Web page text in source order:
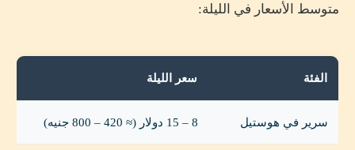
متوسط الأسعار في الليلة:
الفئة سعر الليلة
سرير في هوستيل 8 – 15 دولار (≈ 420 – 800 جنيه)